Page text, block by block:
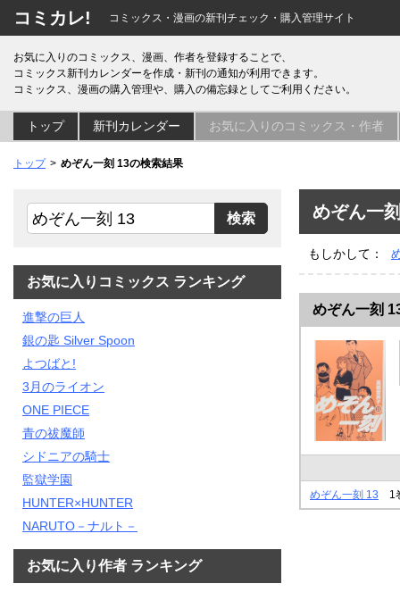
コミカレ! コミックス・漫画の新刊チェック・購入管理サイト
お気に入りのコミックス、漫画、作者を登録することで、
コミックス新刊カレンダーを作成・新刊の通知が利用できます。
コミックス、漫画の購入管理や、購入の備忘録としてご利用ください。
トップ 新刊カレンダー お気に入りのコミックス・作者
トップ めぞん一刻 13の検索結果
めぞん一
もしかして：
めぞん一刻
めぞん一刻 13 1
お気に入りコミックス ランキング
進撃の巨人
銀の匙 Silver Spoon
よつばと!
3月のライオン
ONE PIECE
青の祓魔師
シドニアの騎士
監獄学園
HUNTER×HUNTER
NARUTO－ナルト－
お気に入り作者 ランキング